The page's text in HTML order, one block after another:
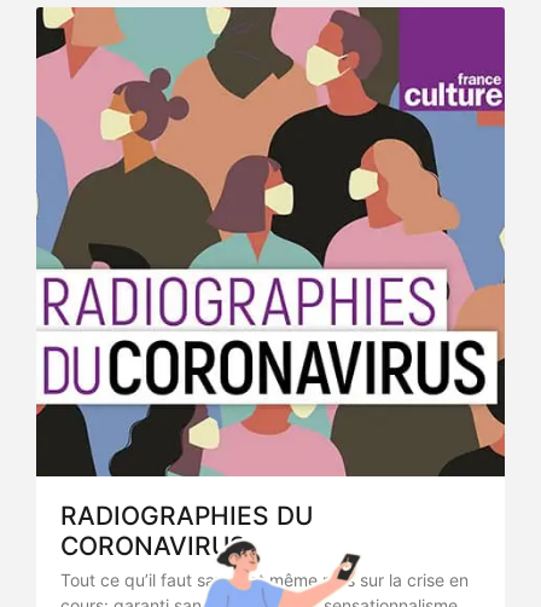
RADIOGRAPHIES DU
CORONAVIRUS
Tout ce qu’il faut savoir et même plus sur la crise en